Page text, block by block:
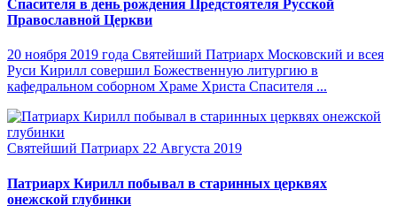
Спасителя в день рождения Предстоятеля Русской
Православной Церкви
20 ноября 2019 года Святейший Патриарх Московский и всея
Руси Кирилл совершил Божественную литургию в
кафедральном соборном Храме Христа Спасителя ...
Святейший Патриарх 22 Августа 2019
Патриарх Кирилл побывал в старинных церквях
онежской глубинки